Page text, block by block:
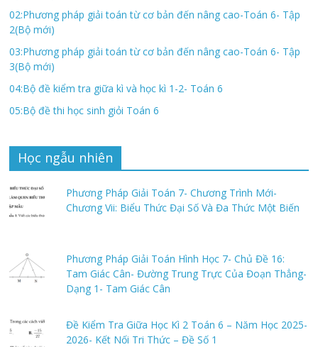
02:Phương pháp giải toán từ cơ bản đến nâng cao-Toán 6- Tập
2(Bộ mới)
03:Phương pháp giải toán từ cơ bản đến nâng cao-Toán 6- Tập
3(Bộ mới)
04:Bộ đề kiểm tra giữa kì và học kì 1-2- Toán 6
05:Bộ đề thi học sinh giỏi Toán 6
Học ngẫu nhiên
Phương Pháp Giải Toán 7- Chương Trình Mới-
Chương Vii: Biểu Thức Đại Số Và Đa Thức Một Biến
Phương Pháp Giải Toán Hình Học 7- Chủ Đề 16:
Tam Giác Cân- Đường Trung Trực Của Đoạn Thẳng-
Dạng 1- Tam Giác Cân
Đề Kiểm Tra Giữa Học Kì 2 Toán 6 – Năm Học 2025-
2026- Kết Nối Tri Thức – Đề Số 1